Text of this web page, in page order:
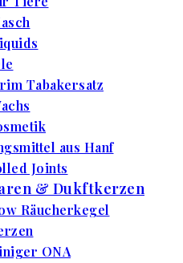
Tabakersatz
aus Hanf
Joints
& Dukftkerzen
Räucherkegel
ONA